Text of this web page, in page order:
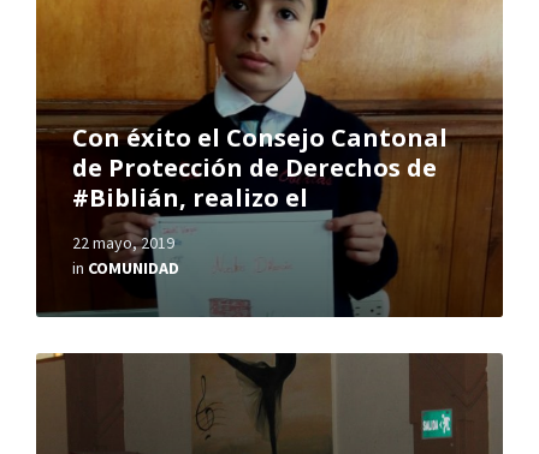
Con éxito el Consejo Cantonal
de Protección de Derechos de
#Biblián, realizo el
22 mayo, 2019
in COMUNIDAD